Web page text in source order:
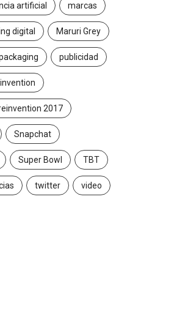
artificial marcas
digital Maruri Grey
publicidad
2017
Snapchat
Super Bowl TBT
twitter video